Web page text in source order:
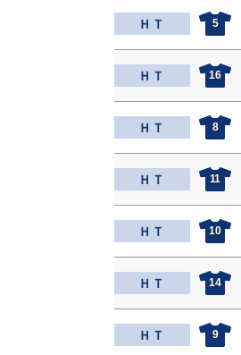
ＨＴ 5
ＨＴ 16
ＨＴ 8
ＨＴ 11
ＨＴ 10
ＨＴ 14
ＨＴ 9